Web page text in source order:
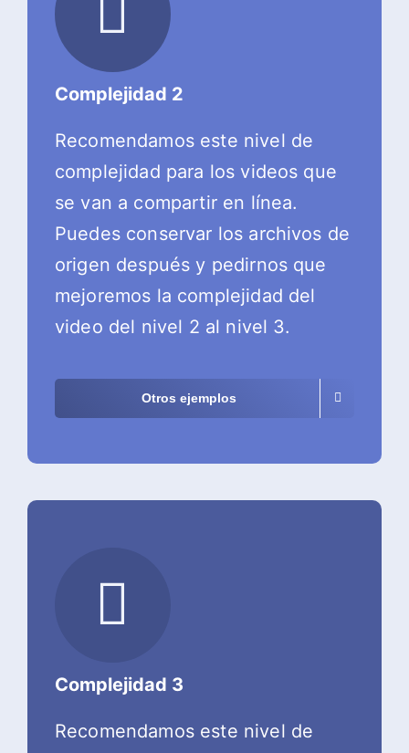
Complejidad 2
Recomendamos este nivel de
complejidad para los videos que
se van a compartir en línea.
Puedes conservar los archivos de
origen después y pedirnos que
mejoremos la complejidad del
video del nivel 2 al nivel 3.
Otros ejemplos
Complejidad 3
Recomendamos este nivel de